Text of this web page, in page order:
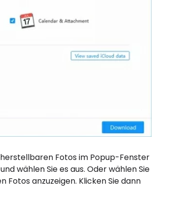
Fotos im Popup-Fenster
wählen Sie es aus. Oder wählen Sie
Fotos anzuzeigen. Klicken Sie dann